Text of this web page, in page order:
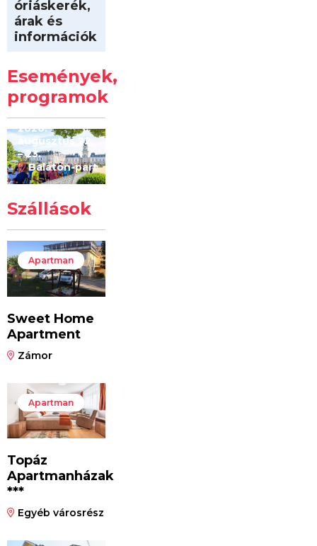
óriáskerék,
árak és
információk
Események,
programok
Kilóméterek
2026
2026.
augusztus 22
– 23.
Balaton-part
Szállások
Apartman
Sweet Home
Apartment
Zámor
Apartman
Topáz
Apartmanházak
***
Egyéb városrész